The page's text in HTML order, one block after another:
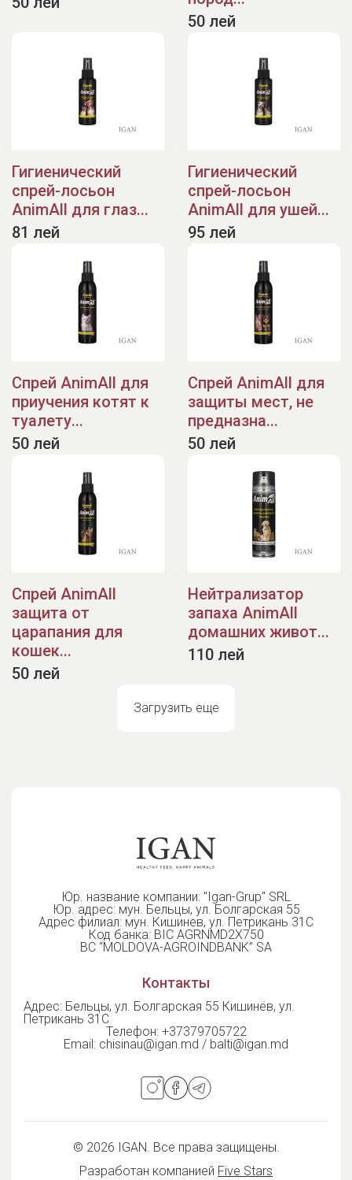
50 лей
Гигиенический
спрей-лосьон
AnimAll для глаз...
81 лей
Гигиенический
спрей-лосьон
AnimAll для ушей...
95 лей
Спрей AnimAll для
приучения котят к
туалету...
50 лей
Спрей AnimAll для
защиты мест, не
предназна...
50 лей
Спрей AnimAll
защита от
царапания для
кошек...
50 лей
Нейтрализатор
запаха AnimAll
домашних живот...
110 лей
Загрузить еще
Юр. название компании: "Igan-Grup" SRL
Юр. адрес: мун. Бельцы, ул. Болгарская 55
Адрес филиал: мун. Кишинев, ул. Петрикань 31С
Код банка: BIC AGRNMD2X750
BC “MOLDOVA-AGROINDBANK” SA
Контакты
Адрес: Бельцы, ул. Болгарская 55 Кишинёв, ул.
Петрикань 31С
Телефон: +37379705722
Email: chisinau@igan.md / balti@igan.md
© 2026 IGAN. Все права защищены.
Разработан компанией Five Stars